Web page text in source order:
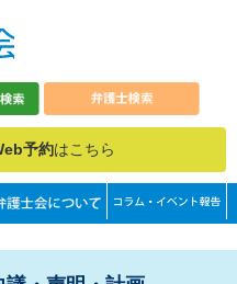
予約はこちら